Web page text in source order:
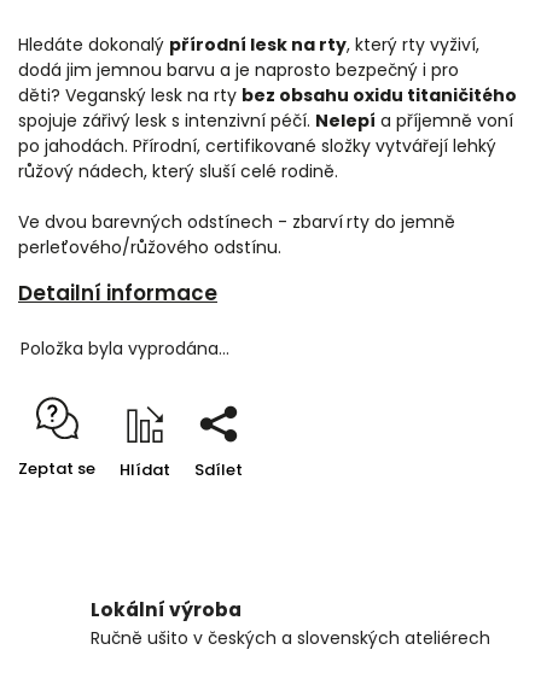
Hledáte dokonalý přírodní lesk na rty, který rty vyživí,
dodá jim jemnou barvu a je naprosto bezpečný i pro
děti? Veganský lesk na rty bez obsahu oxidu titaničitého
spojuje zářivý lesk s intenzivní péčí. Nelepí a příjemně voní
po jahodách. Přírodní, certifikované složky vytvářejí lehký
růžový nádech, který sluší celé rodině.
Ve dvou barevných odstínech - zbarvírty do jemně
perleťového/růžového odstínu.
Detailní informace
Položka byla vyprodána…
Zeptat se Hlídat Sdílet
Lokální výroba
Ručně ušito v českých a slovenských ateliérech